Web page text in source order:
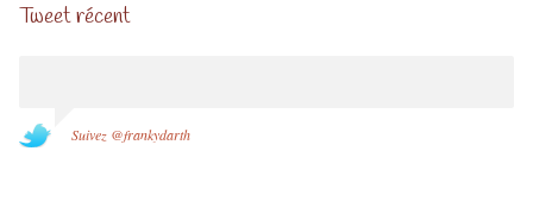
Tweet récent
Suivez @frankydarth